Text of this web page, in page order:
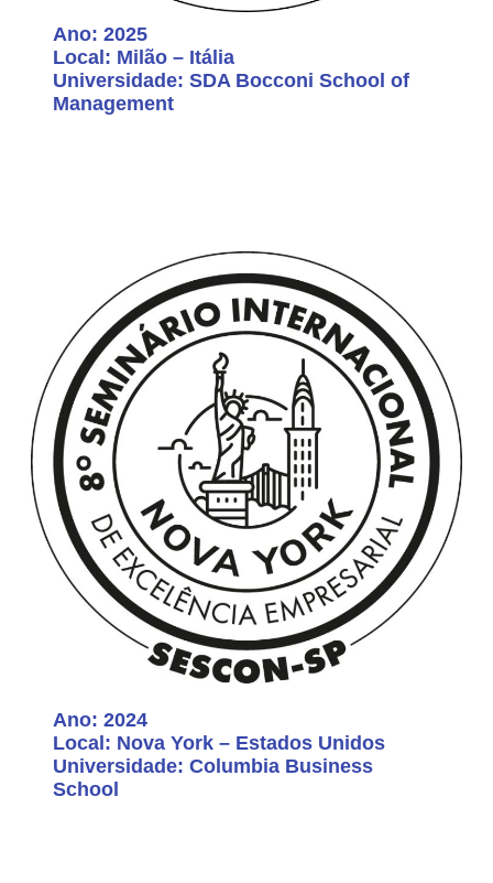
Ano: 2025
Local: Milão – Itália
Universidade: SDA Bocconi School of
Management
Ano: 2024
Local: Nova York – Estados Unidos
Universidade: Columbia Business
School